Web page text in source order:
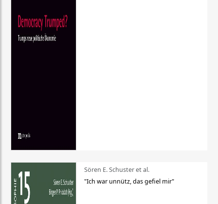
Sören E. Schuster et al.
"Ich war unnütz, das gefiel mir"